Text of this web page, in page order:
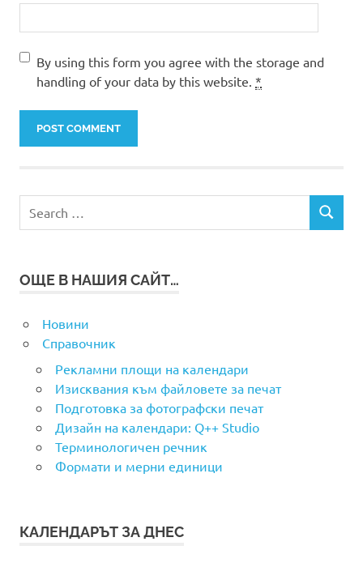
By using this form you agree with the storage and
handling of your data by this website. *
for:
SEARCH
ОЩЕ В НАШИЯ САЙТ…
Новини
Справочник
Рекламни площи на календари
Изисквания към файловете за печат
Подготовка за фотографски печат
Дизайн на календари: Q++ Studio
Терминологичен речник
Формати и мерни единици
КАЛЕНДАРЪТ ЗА ДНЕС